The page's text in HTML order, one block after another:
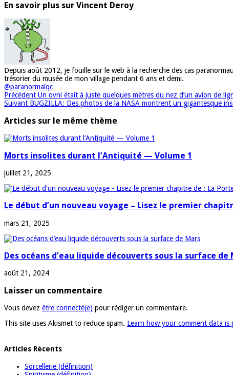
En savoir plus sur Vincent Deroy
Depuis août 2012, je fouille sur le web à la recherche des cas
trésorier du musée de mon village pendant 6 ans et demi.
@paranormalqc
Précédent Un ovni était à juste quelques mètres du nez d’un avion de
Suivant BUGZILLA: Des photos de la NASA montrent un gigantesque
Articles sur le même thème
Morts insolites durant l’Antiquité — Volume 1
juillet 21, 2025
Le début d’un nouveau voyage – Lisez le premier
mars 21, 2025
Des océans d’eau liquide découverts sous la surface de
août 21, 2024
Laisser un commentaire
Vous devez être connecté(e) pour rédiger un commentaire.
This site uses Akismet to reduce spam. Learn how your comment data is
Articles Récents
Sorcellerie (définition)